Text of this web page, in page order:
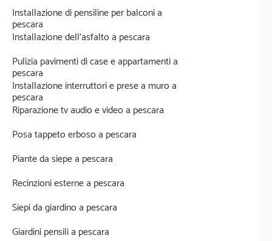
Installazione di pensiline per balconi a
pescara
Installazione dell'asfalto a pescara
Pulizia pavimenti di case e appartamenti a
pescara
Installazione interruttori e prese a muro a
pescara
Riparazione tv audio e video a pescara
Posa tappeto erboso a pescara
Piante da siepe a pescara
Recinzioni esterne a pescara
Siepi da giardino a pescara
Giardini pensili a pescara